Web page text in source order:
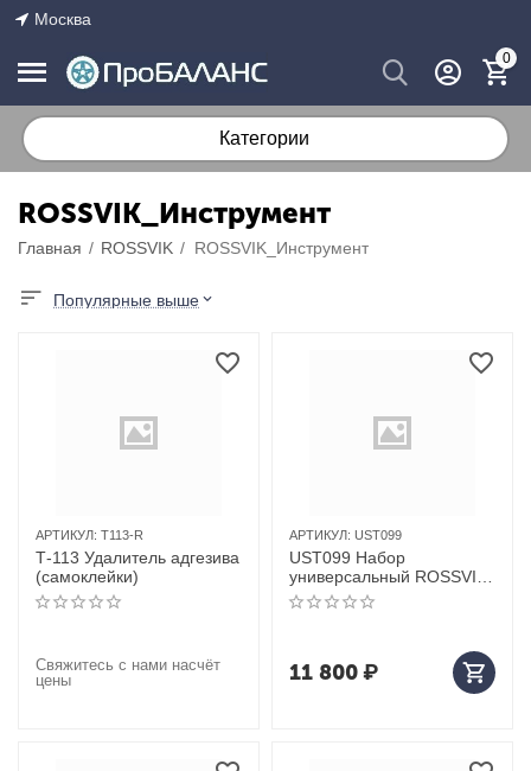
Москва
0
Категории
ROSSVIK_Инструмент
Главная / ROSSVIK / ROSSVIK_Инструмент
Популярные выше
АРТИКУЛ: T113-R
Т-113 Удалитель адгезива
(самоклейки)
Свяжитесь с нами насчёт
цены
АРТИКУЛ: UST099
UST099 Набор
универсальный ROSSVIK,
99 предметов
11 800₽